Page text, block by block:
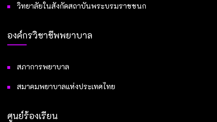
วิทยาลัยในสังกัดสถาบันพระบรมราชชนก
องค์กรวิชาชีพพยาบาล
สภาการพยาบาล
สมาคมพยาบาลแห่งประเทศไทย
ศูนย์ร้องเรียน